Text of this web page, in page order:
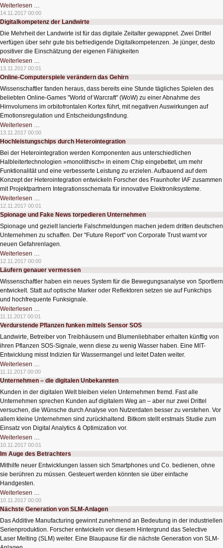
Weiterlesen …
hilft
bei
Lese-
14.11.2017 00:00
Digitalkompetenz der Landwirte
Die Mehrheit der Landwirte ist für das digitale Zeitalter gewappnet. Zwei Drittel
verfügen über sehr gute bis befriedigende Digitalkompetenzen. Je jünger, desto
positiver die Einschätzung der eigenen Fähigkeiten
Weiterlesen …
der
Landwirte
13.11.2017 00:01
Online-Computerspiele verändern das Gehirn
Wissenschaftler fanden heraus, dass bereits eine Stunde tägliches Spielen des
beliebten Online-Games "World of Warcraft" (WoW) zu einer Abnahme des
Hirnvolumens im orbitofrontalen Kortex führt, mit negativen Auswirkungen auf
Emotionsregulation und Entscheidungsfindung.
Weiterlesen …
Computerspiele
verändern
das
13.11.2017 00:00
Hochleistungschips durch Heterointegration
Bei der Heterointegration werden Komponenten aus unterschiedlichen
Halbleitertechnologien »monolithisch« in einem Chip eingebettet, um mehr
Funktionalität und eine verbesserte Leistung zu erzielen. Aufbauend auf dem
Konzept der Heterointegration entwickeln Forscher des Fraunhofer IAF zusammen
mit Projektpartnern Integrationsschemata für innovative Elektroniksysteme.
Weiterlesen …
durch
Heterointegration
12.11.2017 00:01
Spionage und Fake News torpedieren Unternehmen
Spionage und gezielt lancierte Falschmeldungen machen jedem dritten deutschen
Unternehmen zu schaffen. Der "Future Report" von Corporate Trust warnt vor
neuen Gefahrenlagen.
Weiterlesen …
und
Fake
News
Unternehmen
12.11.2017 00:00
Läufern genauer vermessen
Wissenschaftler haben ein neues System für die Bewegungsanalyse von Sportlern
entwickelt. Statt auf optische Marker oder Reflektoren setzen sie auf Funkchips
und hochfrequente Funksignale.
Weiterlesen …
genauer
vermessen
11.11.2017 00:01
Verdurstende Pflanzen funken mittels Sensor SOS
Landwirte, Betreiber von Treibhäusern und Blumenliebhaber erhalten künftig von
ihren Pflanzen SOS-Signale, wenn diese zu wenig Wasser haben. Eine MIT-
Entwicklung misst Indizien für Wassermangel und leitet Daten weiter.
Weiterlesen …
Pflanzen
funken
mittels
SOS
11.11.2017 00:00
Unternehmen – die digitalen Unbekannten
Kunden in der digitalen Welt bleiben vielen Unternehmen fremd. Fast alle
Unternehmen sprechen Kunden auf digitalem Weg an – aber nur zwei Drittel
versuchen, die Wünsche durch Analyse von Nutzerdaten besser zu verstehen. Vor
allem kleine Unternehmen sind zurückhaltend. Bitkom stellt erstmals Studie zum
Einsatz von Digital Analytics & Optimization vor.
Weiterlesen …
–
die
digitalen
10.11.2017 00:01
Im Auge des Betrachters
Mithilfe neuer Entwicklungen lassen sich Smartphones und Co. bedienen, ohne
sie berühren zu müssen. Gesteuert werden könnten sie über einfache
Handgesten.
Weiterlesen …
Auge
des
Betrachters
10.11.2017 00:00
Nächste Generation von SLM-Anlagen
Das Additive Manufacturing gewinnt zunehmend an Bedeutung in der industriellen
Serienproduktion. Forscher entwickeln vor diesem Hintergrund das Selective
Laser Melting (SLM) weiter. Eine Blaupause für die nächste Generation von SLM-